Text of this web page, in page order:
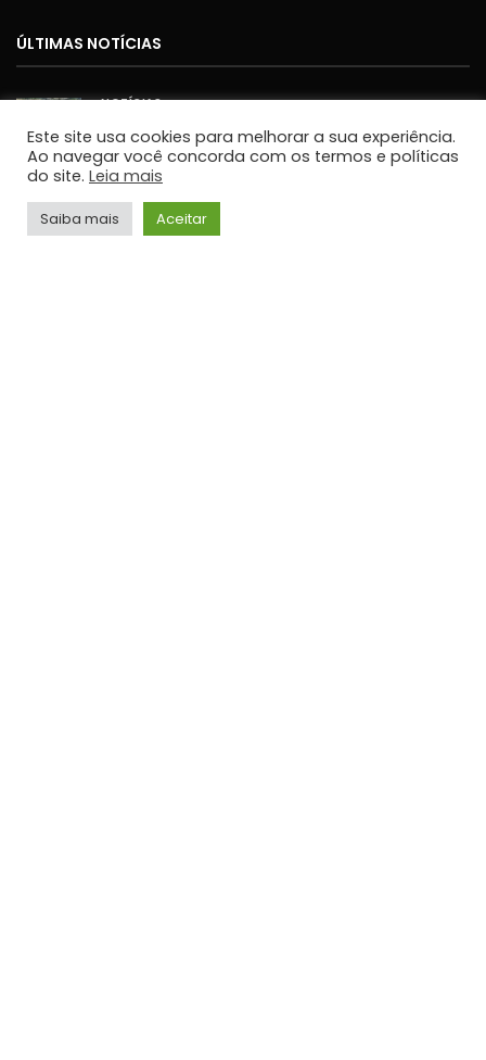
ÚLTIMAS NOTÍCIAS
NOTÍCIAS
Cavex libera 2º lote de ingressos gratuitos para o
Sábado Aéreo 2026 em Taubaté
JORNALISMO
NOTÍCIAS
Umidade relativa do ar fica abaixo de 30% em
Este site usa cookies para melhorar a sua experiência.
Ao navegar você concorda com os termos e políticas
do site. Leia mais
Saiba mais Aceitar